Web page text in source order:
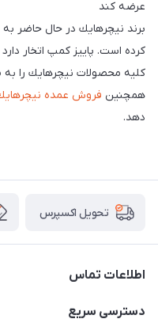
عرضه كند
كرده است. پاييز كمپ اتخار
كليه محصولات نيچرهايك را
همچنين فروش عمده
دهد.
تحویل اکسپرس
اطلاعات تماس
02166456492 - 09121933405
دسترسی سریع